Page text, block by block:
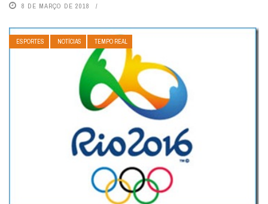
8 DE MARÇO DE 2018
ESPORTES NOTÍCIAS TEMPO REAL